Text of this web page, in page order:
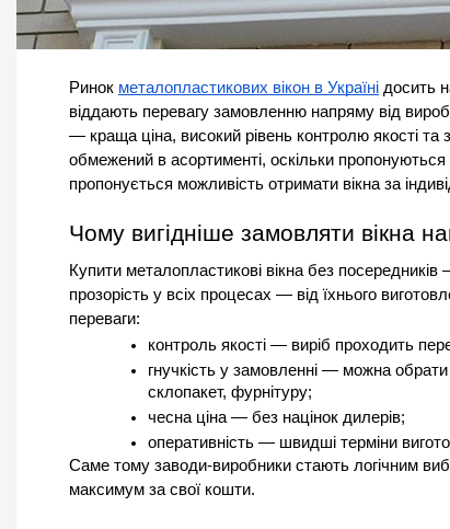
Ринок металопластикових вікон в Україні досить
віддають перевагу замовленню напряму від
— краща ціна, високий рівень контролю якості та
обмежений в асортименті, оскільки пропонуються
пропонується можливість отримати вікна за
Чому вигідніше замовляти вікна
Купити металопластикові вікна без
прозорість у всіх процесах — від їхнього
переваги:
контроль якості — виріб проходить
гнучкість у замовленні — можна
склопакет, фурнітуру;
чесна ціна — без націнок дилерів;
оперативність — швидші терміни
Саме тому заводи-виробники стають логічним
максимум за свої кошти.